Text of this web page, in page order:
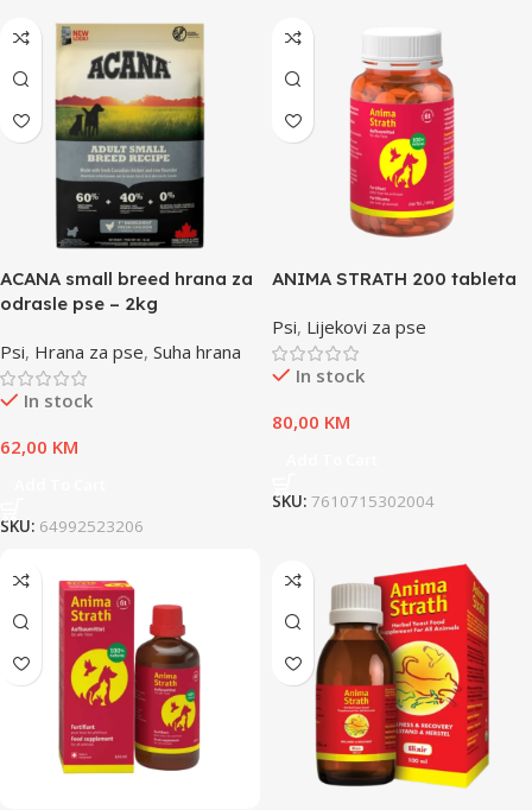
ACANA small breed hrana za
odrasle pse – 2kg
Psi, Hrana za pse, Suha hrana
In stock
62,00 KM
SKU: 64992523206
ANIMA STRATH 200 tableta
Psi, Lijekovi za pse
In stock
80,00 KM
SKU: 7610715302004